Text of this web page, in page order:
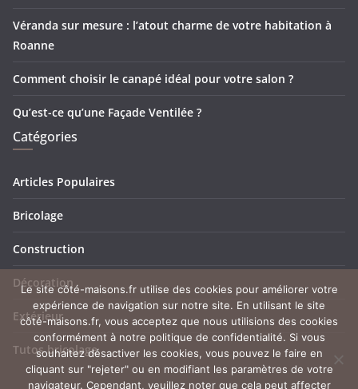
Véranda sur mesure : l’atout charme de votre habitation à
Roanne
Comment choisir le canapé idéal pour votre salon ?
Qu’est-ce qu’une Façade Ventilée ?
Catégories
Articles Populaires
Bricolage
Construction
Décoration
Extérieur
Tutos bricolage
Le site côté-maisons.fr utilise des cookies pour améliorer votre
expérience de navigation sur notre site. En utilisant le site
côté-maisons.fr, vous acceptez que nous utilisions des cookies
conformément à notre politique de confidentialité. Si vous
souhaitez désactiver les cookies, vous pouvez le faire en
cliquant sur "rejeter" ou en modifiant les paramètres de votre
navigateur. Cependant, veuillez noter que cela peut affecter